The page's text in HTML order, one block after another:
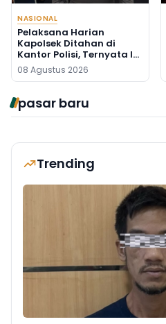
NASIONAL
Pelaksana Harian
Kapolsek Ditahan di
Kantor Polisi, Ternyata Ini
Penyebabnya
08 Agustus 2026
pasar baru
Trending